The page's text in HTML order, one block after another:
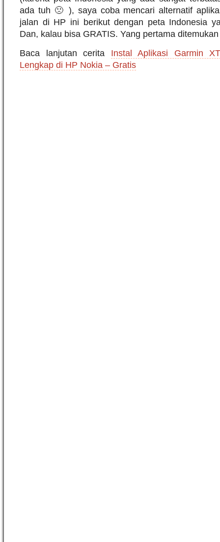
ada tuh 🙁 ), saya coba mencari alternatif
jalan di HP ini berikut dengan peta Indonesia
Dan, kalau bisa GRATIS. Yang pertama
Baca lanjutan cerita Instal Aplikasi Garmin
Lengkap di HP Nokia – Gratis